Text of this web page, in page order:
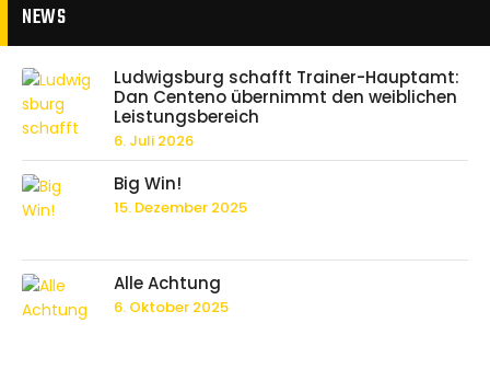
NEWS
Ludwigsburg schafft Trainer-Hauptamt:
Dan Centeno übernimmt den weiblichen
Leistungsbereich
6. Juli 2026
Big Win!
15. Dezember 2025
Alle Achtung
6. Oktober 2025